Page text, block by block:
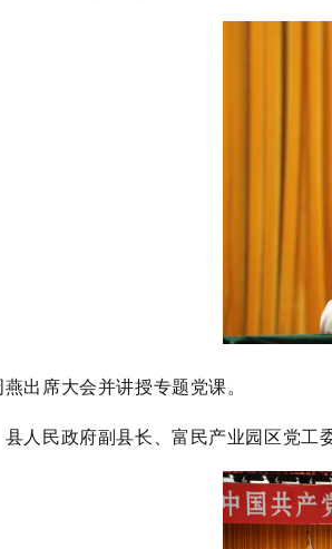
出席大会并讲授专题党课。
县人民政府副县长、富民产业园区党工